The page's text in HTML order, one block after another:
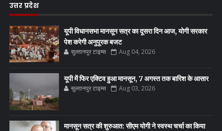
उत्तर प्रदेश
यूपी विधानसभा मानसून सत्र का दूसरा दिन आज, योगी सरकार
पेश करेगी अनुपूरक बजट
सुल्तानपुर टाइम्स Aug 04, 2026
यूपी में फिर एक्टिव हुआ मानसून, 7 अगस्त तक बारिश के आसार
सुल्तानपुर टाइम्स Aug 03, 2026
मानसून सत्र की शुरुआत: सीएम योगी ने स्वस्थ चर्चा का किया